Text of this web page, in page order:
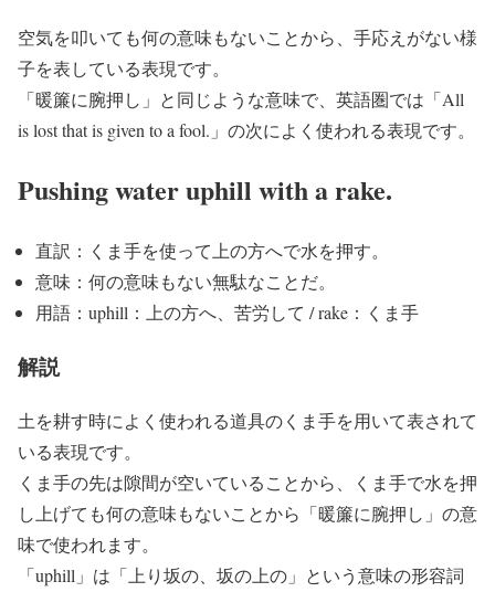
空気を叩いても何の意味もないことから、手応えがない様
子を表している表現です。
「暖簾に腕押し」と同じような意味で、英語圏では「All
is lost that is given to a fool.」の次によく使われる表現です。
Pushing water uphill with a rake.
直訳：くま手を使って上の方へで水を押す。
意味：何の意味もない無駄なことだ。
用語：uphill：上の方へ、苦労して / rake：くま手
解説
土を耕す時によく使われる道具のくま手を用いて表されて
いる表現です。
くま手の先は隙間が空いていることから、くま手で水を押
し上げても何の意味もないことから「暖簾に腕押し」の意
味で使われます。
「uphill」は「上り坂の、坂の上の」という意味の形容詞